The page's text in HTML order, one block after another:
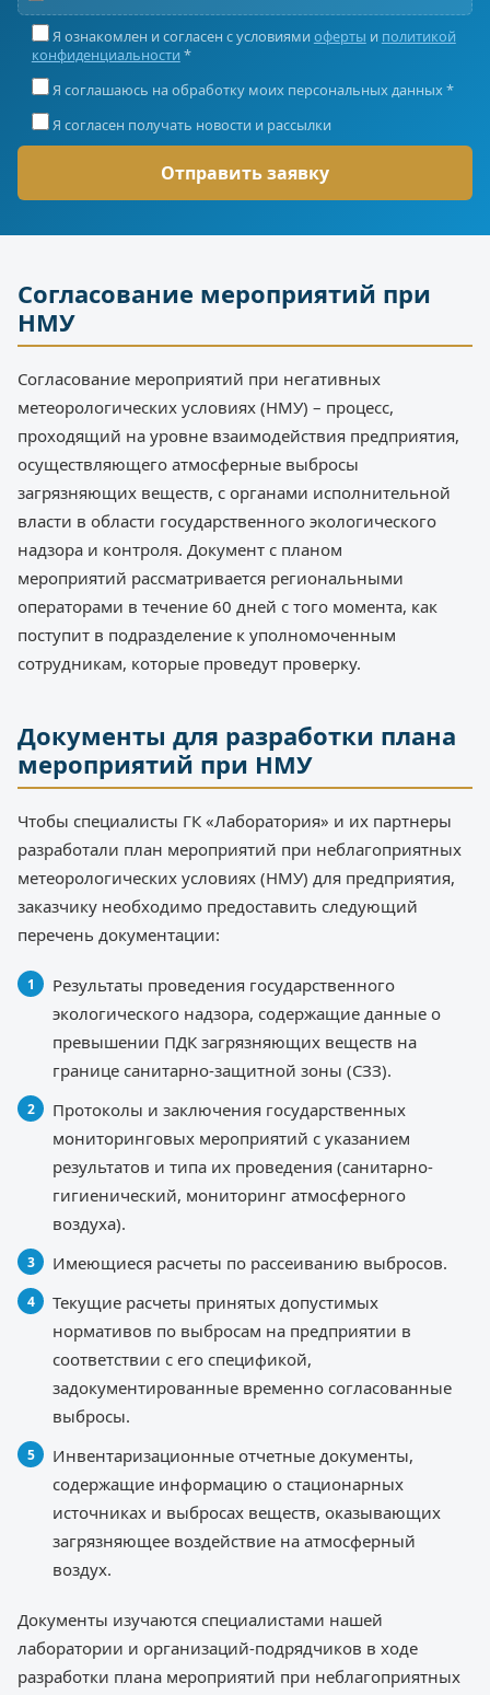
Я ознакомлен и согласен с условиями оферты и политикой
конфиденциальности *
Я соглашаюсь на обработку моих персональных данных *
Я согласен получать новости и рассылки
Согласование мероприятий при
НМУ
Согласование мероприятий при негативных
метеорологических условиях (НМУ) – процесс,
проходящий на уровне взаимодействия предприятия,
осуществляющего атмосферные выбросы
загрязняющих веществ, с органами исполнительной
власти в области государственного экологического
надзора и контроля. Документ с планом
мероприятий рассматривается региональными
операторами в течение 60 дней с того момента, как
поступит в подразделение к уполномоченным
сотрудникам, которые проведут проверку.
Документы для разработки плана
мероприятий при НМУ
Чтобы специалисты ГК «Лаборатория» и их партнеры
разработали план мероприятий при неблагоприятных
метеорологических условиях (НМУ) для предприятия,
заказчику необходимо предоставить следующий
перечень документации:
Результаты проведения государственного
экологического надзора, содержащие данные о
превышении ПДК загрязняющих веществ на
границе санитарно-защитной зоны (СЗЗ).
Протоколы и заключения государственных
мониторинговых мероприятий с указанием
результатов и типа их проведения (санитарно-
гигиенический, мониторинг атмосферного
воздуха).
Имеющиеся расчеты по рассеиванию выбросов.
Текущие расчеты принятых допустимых
нормативов по выбросам на предприятии в
соответствии с его спецификой,
задокументированные временно согласованные
выбросы.
Инвентаризационные отчетные документы,
содержащие информацию о стационарных
источниках и выбросах веществ, оказывающих
загрязняющее воздействие на атмосферный
воздух.
Документы изучаются специалистами нашей
лаборатории и организаций-подрядчиков в ходе
разработки плана мероприятий при неблагоприятных